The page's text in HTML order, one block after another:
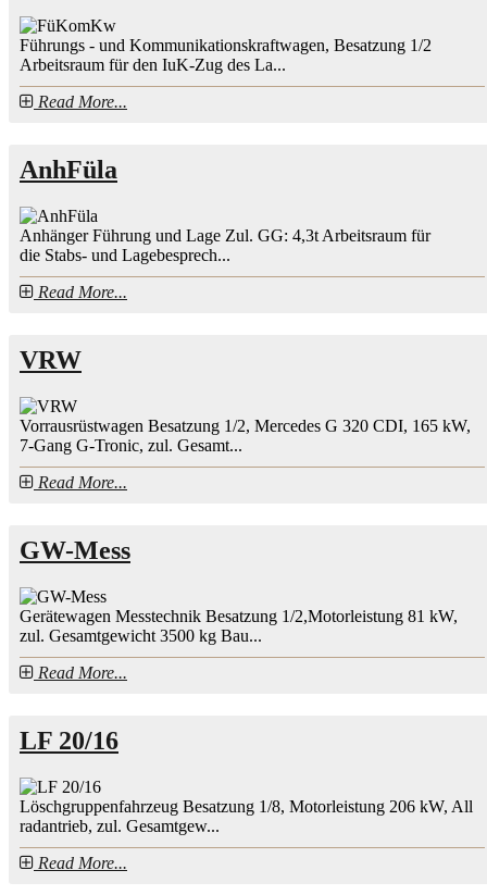
Führungs - und Kommunikationskraftwagen, Besatzung 1/2
Arbeitsraum für den IuK-Zug des La...
Read More...
AnhFüla
Anhänger Führung und Lage Zul. GG: 4,3t Arbeitsraum für
die Stabs- und Lagebesprech...
Read More...
VRW
Vorrausrüstwagen Besatzung 1/2, Mercedes G 320 CDI, 165 kW,
7-Gang G-Tronic, zul. Gesamt...
Read More...
GW-Mess
Gerätewagen Messtechnik Besatzung 1/2,Motorleistung 81 kW,
zul. Gesamtgewicht 3500 kg Bau...
Read More...
LF 20/16
Löschgruppenfahrzeug Besatzung 1/8, Motorleistung 206 kW, All
radantrieb, zul. Gesamtgew...
Read More...